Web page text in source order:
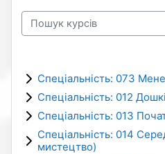
Пошук курсів
Спеціальність: 073
Спеціальність: 012
Спеціальність: 013
Спеціальність: 014
мистецтво)